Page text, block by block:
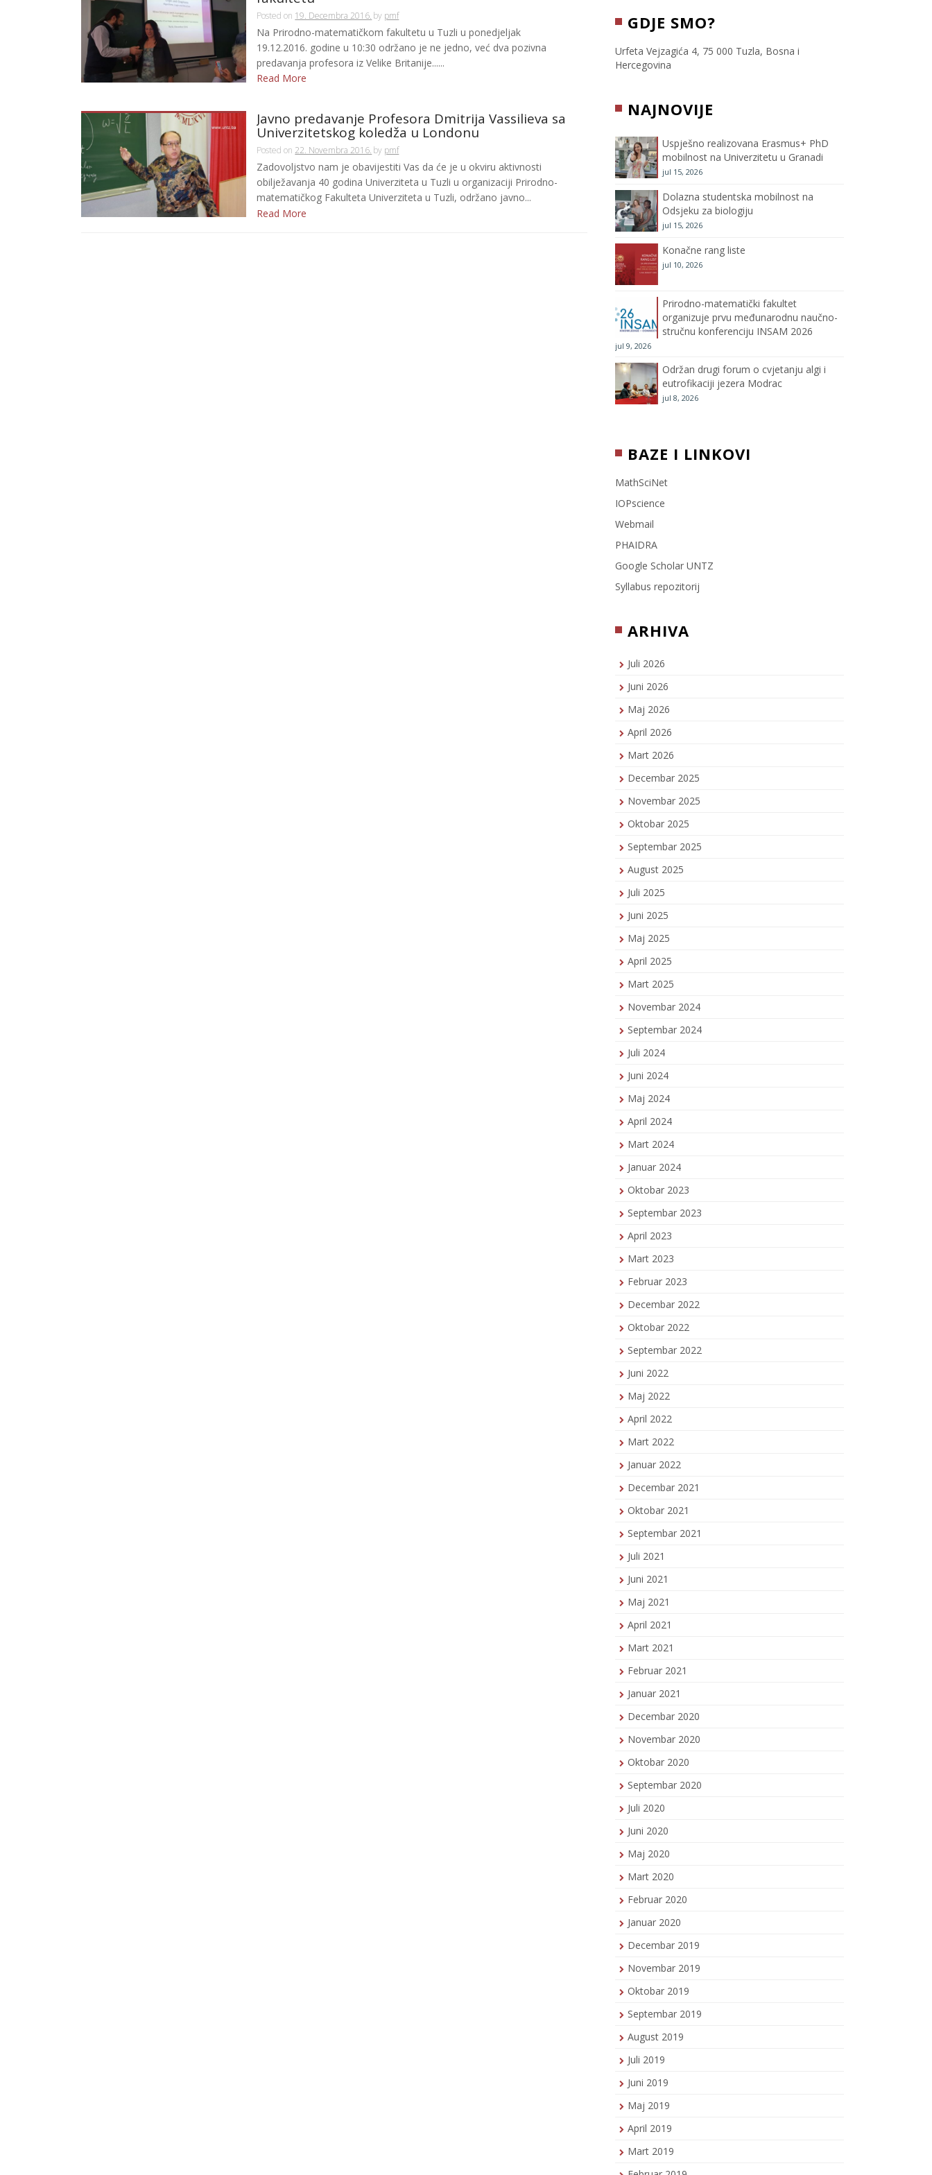
Posted on 19. Decembra 2016. by pmf
Na Prirodno-matematičkom fakultetu u Tuzli u ponedjeljak
19.12.2016. godine u 10:30 održano je ne jedno, već dva pozivna
predavanja profesora iz Velike Britanije......
Read More
Javno predavanje Profesora Dmitrija Vassilieva sa
Univerzitetskog koledža u Londonu
Posted on 22. Novembra 2016. by pmf
Zadovoljstvo nam je obavijestiti Vas da će je u okviru aktivnosti
obilježavanja 40 godina Univerziteta u Tuzli u organizaciji Prirodno-
matematičkog Fakulteta Univerziteta u Tuzli, održano javno...
Read More
c
e
o
o
k
i
t
e
t
a
m
T
C
h
e
l
GDJE SMO?
Urfeta Vejzagića 4, 75 000 Tuzla, Bosna i
Hercegovina
NAJNOVIJE
Uspješno realizovana Erasmus+ PhD
mobilnost na Univerzitetu u Granadi
jul 15, 2026
Dolazna studentska mobilnost na
Odsjeku za biologiju
jul 15, 2026
Konačne rang liste
jul 10, 2026
Prirodno-matematički fakultet
organizuje prvu međunarodnu naučno-
stručnu konferenciju INSAM 2026
jul 9, 2026
Održan drugi forum o cvjetanju algi i
eutrofikaciji jezera Modrac
jul 8, 2026
BAZE I LINKOVI
MathSciNet
IOPscience
Webmail
PHAIDRA
Google Scholar UNTZ
Syllabus repozitorij
ARHIVA
Juli 2026
Juni 2026
Maj 2026
April 2026
Mart 2026
Decembar 2025
Novembar 2025
Oktobar 2025
Septembar 2025
August 2025
Juli 2025
Juni 2025
Maj 2025
April 2025
Mart 2025
Novembar 2024
Septembar 2024
Juli 2024
Juni 2024
Maj 2024
April 2024
Mart 2024
Januar 2024
Oktobar 2023
Septembar 2023
April 2023
Mart 2023
Februar 2023
Decembar 2022
Oktobar 2022
Septembar 2022
Juni 2022
Maj 2022
April 2022
Mart 2022
Januar 2022
Decembar 2021
Oktobar 2021
Septembar 2021
Juli 2021
Juni 2021
Maj 2021
April 2021
Mart 2021
Februar 2021
Januar 2021
Decembar 2020
Novembar 2020
Oktobar 2020
Septembar 2020
Juli 2020
Juni 2020
Maj 2020
Mart 2020
Februar 2020
Januar 2020
Decembar 2019
Novembar 2019
Oktobar 2019
Septembar 2019
August 2019
Juli 2019
Juni 2019
Maj 2019
April 2019
Mart 2019